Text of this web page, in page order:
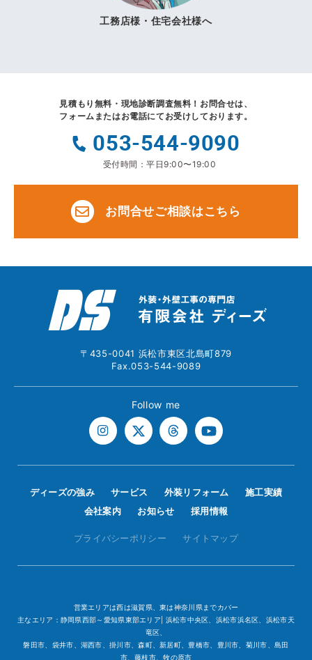
工務店様・住宅会社様へ
見積もり無料・現地診断調査無料！ お問合せは、
フォームまたはお電話にてお受けしております。
053-544-9090
受付時間：平日9:00〜19:00
お問合せご相談はこちら
〒435-0041 浜松市東区北島町879
Fax.053-544-9089
Follow me
ディーズの強み サービス 外装リフォーム
施工実績
会社案内
お知らせ 採用情報
プライバシーポリシー サイトマップ
営業エリアは西は滋賀県、東は神奈川県までカバー
主なエリア：静岡県西部～愛知県東部エリア| 浜松市中央区、浜松市浜名区、浜松市天
竜区、
磐田市、袋井市、湖西市、掛川市、森町、新居町、豊橋市、豊川市、菊川市、島田
市、藤枝市、牧の原市